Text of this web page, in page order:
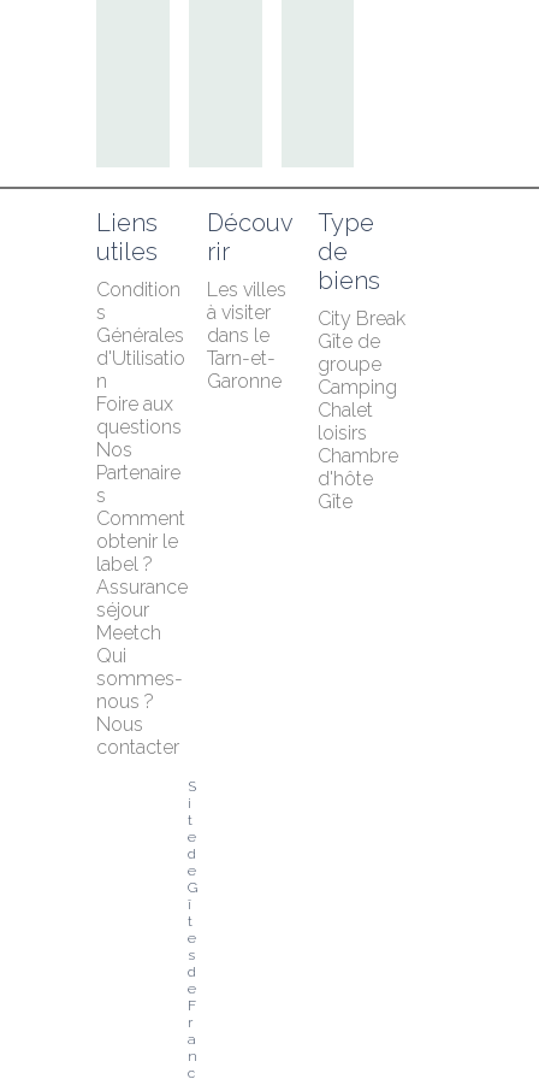
Liens
utiles
Condition
s
Générales
d'Utilisatio
n
Foire aux
questions
Nos
Partenaire
s
Comment
obtenir le
label ?
Assurance
séjour
Meetch
Qui
sommes-
nous ?
Nous
contacter
Découv
rir
Les villes
à visiter
dans le
Tarn-et-
Garonne
Type
de
biens
City Break
Gîte de
groupe
Camping
Chalet
loisirs
Chambre
d'hôte
Gîte
S
i
t
e
d
e
G
î
t
e
s
d
e
F
r
a
n
c